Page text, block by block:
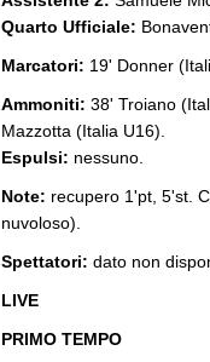
Quarto Ufficiale:
Marcatori: 19' Donner
Ammoniti: 38' Troiano
Mazzotta (Italia U16).
Espulsi: nessuno.
Note: recupero 1'pt, 5'st.
nuvoloso).
Spettatori: dato non
LIVE
PRIMO TEMPO